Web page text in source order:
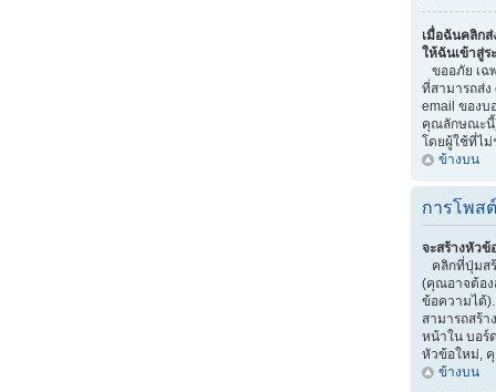
เมื่อฉันคลิก
ให้ฉันเข้าสู่ร
ขออภัย เฉ
ที่สามารถส่
email ของบ
คุณลักษณะนี้)
โดยผู้ใช้ที่ไม่
ข้างบน
การโพส
จะสร้างหัวข้
คลิกที่ปุ่มส
(คุณอาจต้อง
ข้อความได้
สามารถสร้
หน้าใน บอร์
หัวข้อใหม่,
ข้างบน